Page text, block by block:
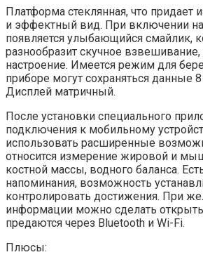
Платформа стеклянная, что
и эффектный вид. При включении
появляется улыбающийся смайлик,
разнообразит скучное
настроение. Имеется режим для
приборе могут сохраняться данные
Дисплей матричный.
После установки специального
подключения к мобильному
использовать расширенные
относится измерение жировой и
костной массы, водного баланса.
напоминания, возможность
контролировать достижения. При
информации можно сделать
предаются через Bluetooth и Wi-Fi.
Плюсы: